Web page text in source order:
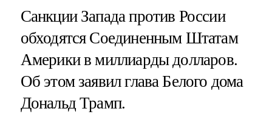
Санкции Запада против России
обходятся Соединенным Штатам
Америки в миллиарды долларов.
Об этом заявил глава Белого дома
Дональд Трамп.